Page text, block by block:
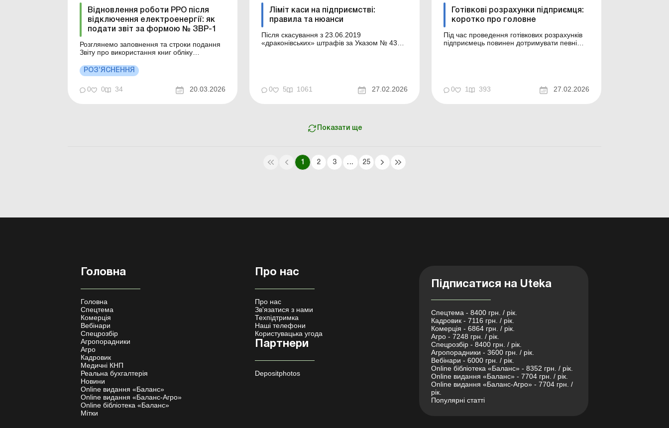
Відновлення роботи РРО після
відключення електроенергії: як
подати звіт за формою № ЗВР-1
Розглянемо заповнення та строки подання
Звіту про використання книг обліку
книжок) за формою № ЗВР-1, який
подається після відновлення подання
електроенергії та/або роботи РРО. Більше
за темою: Як оформити розрахунки через
РОЗ’ЯСНЕННЯ
0 0 34 20.03.2026
Ліміт каси на підприємстві:
правила та нюанси
Після скасування з 23.06.2019
«драконівських» штрафів за Указом № 436
які нюанси варто звернут...
0 5 1061 27.02.2026
Готівкові розрахунки підприємця:
коротко про головне
Під час проведення готівкових розрахунків
підприємець повинен дотримувати певні
дотримувати вимоги Положення про ве...
0 1 393 27.02.2026
Показати ще
1 2 3 ... 25
Головна
Головна
Спецтема
Комерція
Вебінари
Спецрозбір
Агропорадники
Агро
Кадровик
Медичні КНП
Реальна бухгалтерія
Новини
Online видання «Баланс»
Online видання «Баланс-Агро»
Online бібліотека «Баланс»
Мітки
Про нас
Про нас
Зв'язатися з нами
Техпідтримка
Наші телефони
Користувацька угода
Партнери
Depositphotos
Підписатися на Uteka
Спецтема - 8400 грн. / рік.
Кадровик - 7116 грн. / рік.
Комерція - 6864 грн. / рік.
Агро - 7248 грн. / рік.
Спецрозбір - 8400 грн. / рік.
Агропорадники - 3600 грн. / рік.
Вебінари - 6000 грн. / рік.
Online бібліотека «Баланс» - 8352 грн. / рік.
Online видання «Баланс» - 7704 грн. / рік.
Online видання «Баланс-Агро» - 7704 грн. /
рік.
Популярні статті